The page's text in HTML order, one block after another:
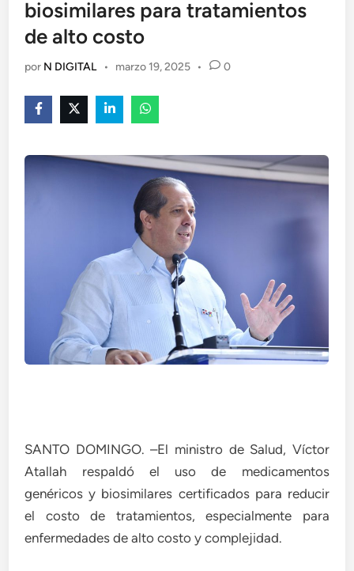
biosimilares para tratamientos
de alto costo
por N DIGITAL • marzo 19, 2025 • 0
SANTO DOMINGO. –El ministro de Salud, Víctor
Atallah respaldó el uso de medicamentos
genéricos y biosimilares certificados para reducir
el costo de tratamientos, especialmente para
enfermedades de alto costo y complejidad.